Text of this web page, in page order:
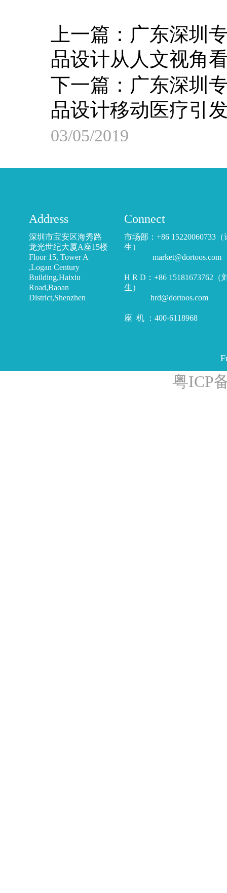
上一篇： 广东深圳
品设计从人文视角
下一篇： 广东深圳
品设计移动医疗引
03/05/2019
Address
深圳市宝安区海秀路
龙光世纪大厦A座15楼
Floor 15, Tower A
,Logan Century
Building,Haixiu
Road,Baoan
District,Shenzhen
Connect
市场部：+86 15220060733（
生）
market@dortoos.com
H R D：+86 15181673762（
生）
hrd@dortoos.com
座 机 ：400-6118968
粤ICP